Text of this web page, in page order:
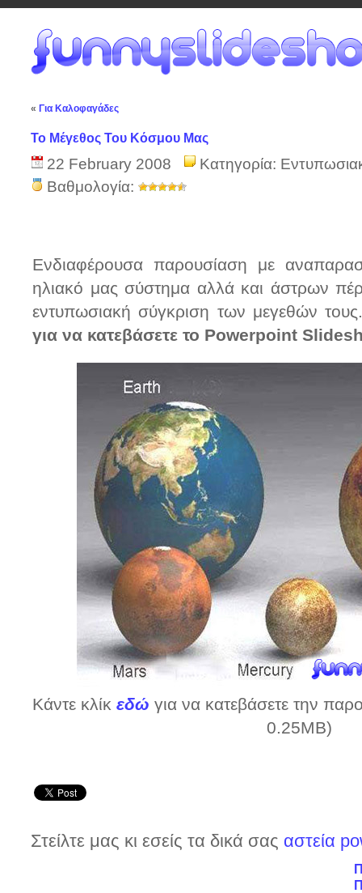
« Για Καλοφαγάδες
Το Μέγεθος Του Κόσμου Μας
22 February 2008 Κατηγορία:
Βαθμολογία:
Ενδιαφέρουσα παρουσίαση με
ηλιακό μας σύστημα αλλά και άστρων
εντυπωσιακή σύγκριση των μεγεθών
για να κατεβάσετε το Powerpoint
Κάντε κλίκ εδώ για να κατεβάσετε την
0.25MB)
Στείλτε μας κι εσείς τα δικά σας αστεία